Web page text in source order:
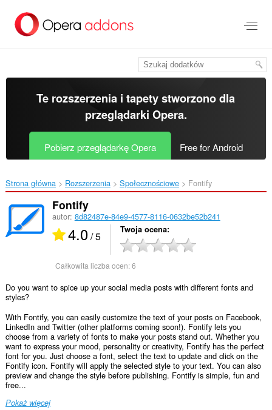
treści
Te rozszerzenia i tapety stworzono dla
przeglądarki Opera.
Pobierz przeglądarkę Opera Free for Android
Strona główna Rozszerzenia Społecznościowe Fontify‎
Fontify
autor: 8d82487e-84e9-4577-8116-0632be52b241
4.0/ 5 Twoja ocena
Całkowita liczba ocen:6
Do you want to spice up your social media posts with different fonts and
styles?
With Fontify, you can easily customize the text of your posts on Facebook,
LinkedIn and Twitter (other platforms coming soon!). Fontify lets you
choose from a variety of fonts to make your posts stand out. Whether you
want to express your mood, personality or creativity, Fontify has the perfect
font for you. Just choose a font, select the text to update and click on the
Fontify icon. Fontify will apply the selected style to your text. You can also
preview and change the style before publishing. Fontify is simple, fun and
free...
Pokaż więcej